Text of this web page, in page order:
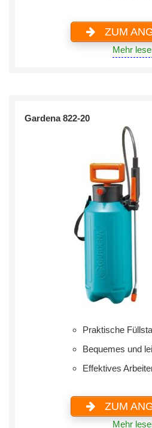
ZUM
Mehr
Gardena 822-20
Praktische
Bequemes und
Effektives
ZUM
Mehr